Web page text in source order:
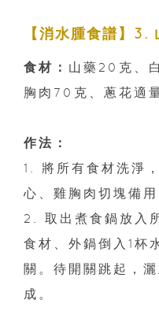
【消水腫食譜】3.
食材： 山藥20克、
胸肉70克、蔥花適
作法：
1. 將所有食材洗淨
心、雞胸肉切塊備用
2. 取出煮食鍋放入
食材、外鍋倒入1杯
關。待開關跳起，
成。